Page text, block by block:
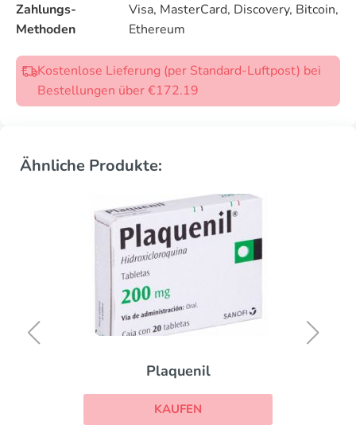
Zahlungs-
Methoden
Visa, MasterCard, Discovery, Bitcoin,
Ethereum
Kostenlose Lieferung (per Standard-Luftpost) bei
Bestellungen über €172.19
Ähnliche Produkte:
Plaquenil
KAUFEN